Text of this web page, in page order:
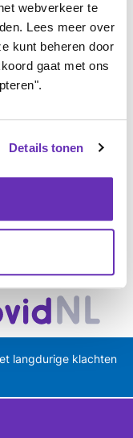
webverkeer te
Lees meer over
kunt beheren door
gaat met ons
Details tonen
voor
is hard
en help ons
langdurige klachten